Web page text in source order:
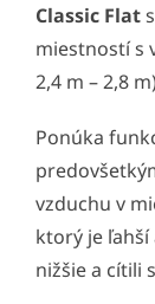
Classic Flat
miestností s
2,4 m – 2,8
Ponúka
vzduchu v
ktorý je
nižšie a cítili